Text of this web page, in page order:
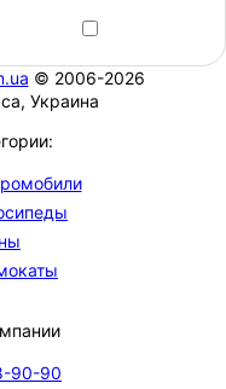
© 2006-2026
Украина
90-90